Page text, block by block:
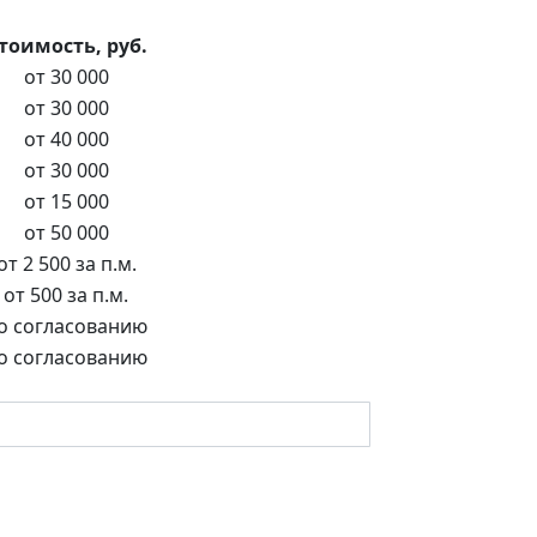
руб.
от 30 000
от 30 000
от 40 000
от 30 000
от 15 000
от 50 000
2 500 за п.м.
от 500 за п.м.
согласованию
согласованию